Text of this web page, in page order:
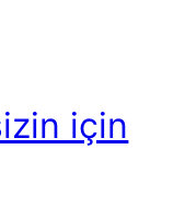
için